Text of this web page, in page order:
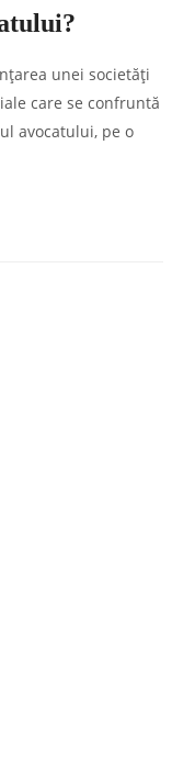
unei societăți
care se confruntă
avocatului, pe o